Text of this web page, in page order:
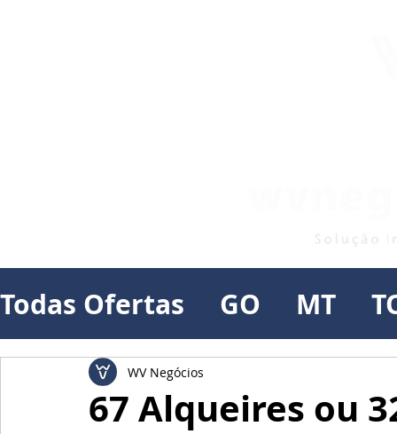
Todas Ofertas GO MT
67 Alqueires ou
WV Negócios